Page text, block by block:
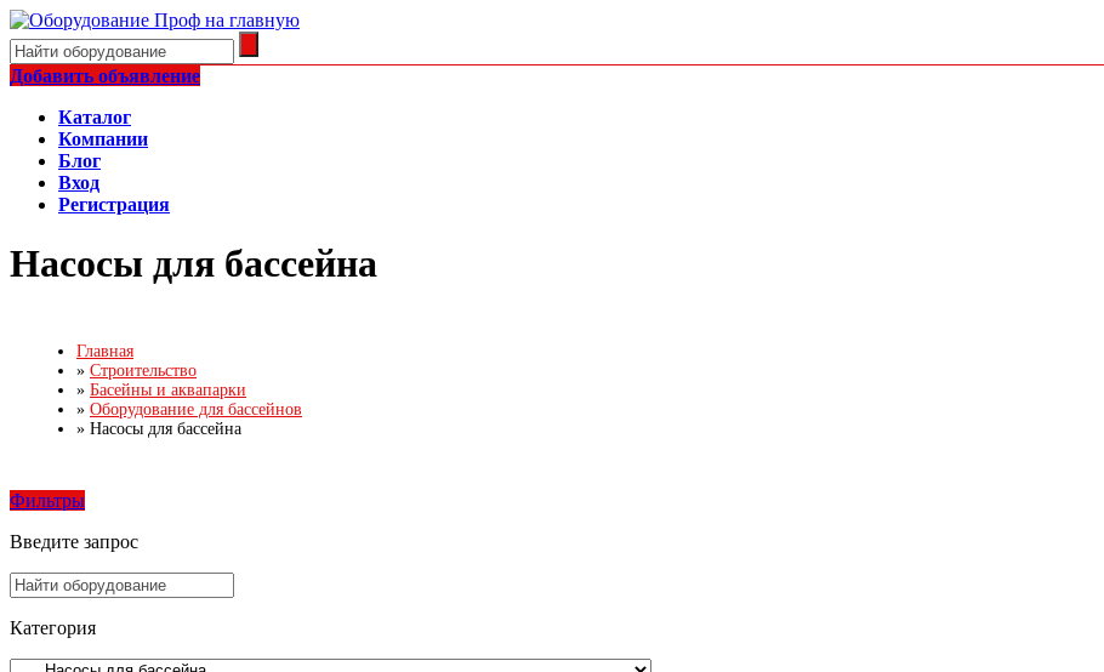
Добавить объявление
Каталог
Компании
Блог
Вход
Регистрация
Насосы для бассейна
Главная
» Строительство
» Басейны и аквапарки
» Оборудование для бассейнов
» Насосы для бассейна
Фильтры
Введите запрос
Категория